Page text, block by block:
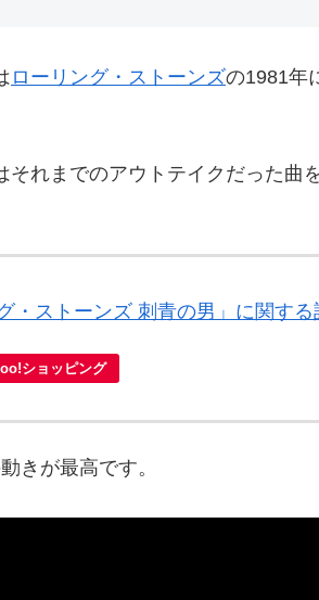
ローリング・ストーンズの1981年
それまでのアウトテイクだった曲
・ストーンズ 刺青の男」に関する
ショッピング
きが最高です。